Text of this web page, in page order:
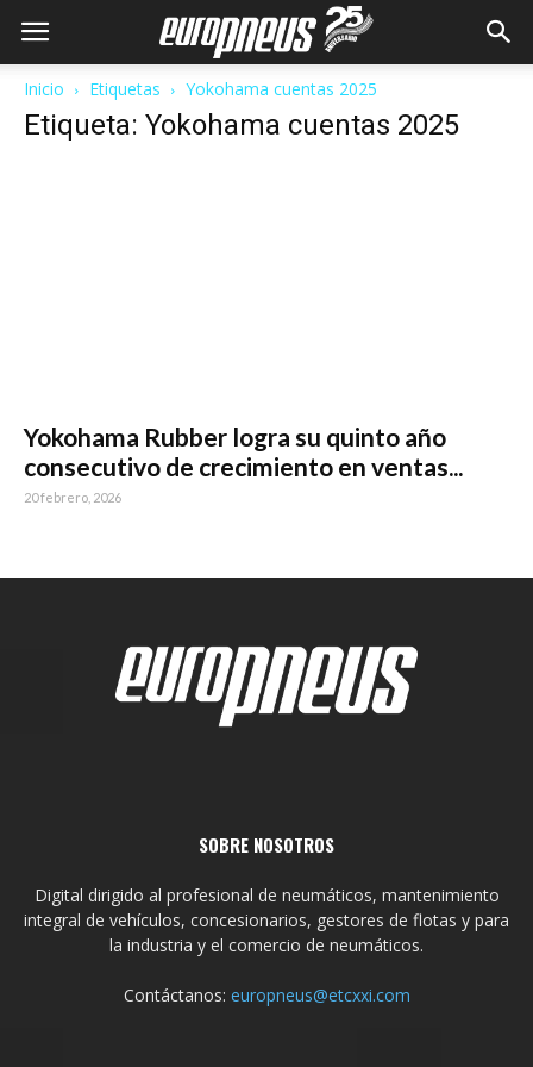
Inicio Etiquetas Yokohama cuentas 2025
Etiqueta: Yokohama cuentas 2025
Yokohama Rubber logra su quinto año
consecutivo de crecimiento en ventas...
20 febrero, 2026
SOBRE NOSOTROS
Digital dirigido al profesional de neumáticos, mantenimiento
integral de vehículos, concesionarios, gestores de flotas y para
la industria y el comercio de neumáticos.
Contáctanos: europneus@etcxxi.com